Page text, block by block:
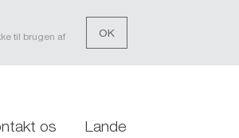
til brugen af
OK
os Lande